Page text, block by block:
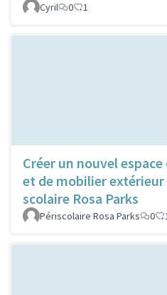
Cyril
0 1
Créer un nouvel
et de mobilier extérieur
scolaire Rosa Parks
Périscolaire Rosa Parks 0